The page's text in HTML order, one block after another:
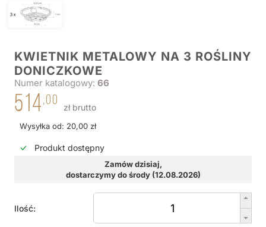
KWIETNIK METALOWY NA 3 ROŚLINY
DONICZKOWE
Numer katalogowy: 66
514,00
zł brutto
Wysyłka od: 20,00 zł
Produkt dostępny
Zamów dzisiaj,
dostarczymy do środy (12.08.2026)
Ilość: